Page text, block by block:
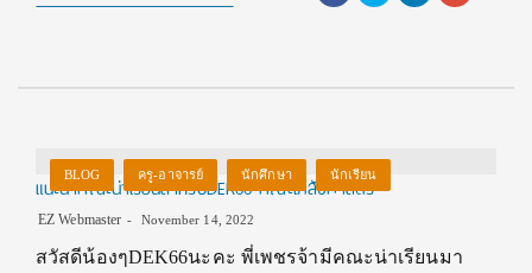
BLOG ครู-อาจารย์ นักศึกษา นักเรียน
แนะนำคณะน่าเรียนสำหรับDEK66 คณะเภสัชศาสตร์
EZ Webmaster November 14, 2022
สวัสดีน้องๆDEK66นะคะ พี่เพชรจ้ามีคณะน่าเรียนมา